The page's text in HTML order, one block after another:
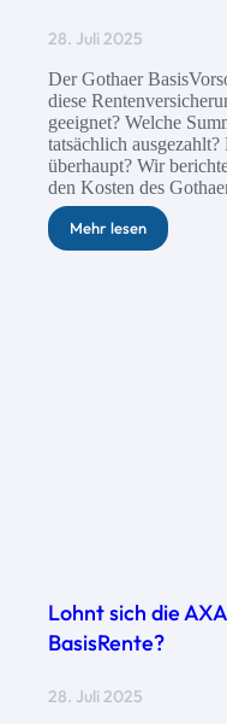
28. Juli 2025
Der Gothaer
diese
geeignet? Welche
tatsächlich
überhaupt? Wir
den Kosten des
Mehr lesen
Lohnt sich die
BasisRente?
28. Juli 2025